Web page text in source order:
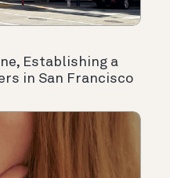
Establishing a
in San Francisco